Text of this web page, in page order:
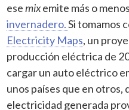
esemixemite más o menos
invernadero.Si tomamos
Electricity Maps, un
producción eléctrica de
cargar un auto eléctrico
unos países que en otros,
electricidad generada